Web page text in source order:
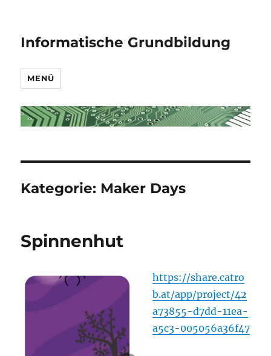
Informatische Grundbildung
MENÜ
Kategorie: Maker Days
Spinnenhut
https://share.catro
b.at/app/project/42
a73855-d7dd-11ea-
a5c3-005056a36f47